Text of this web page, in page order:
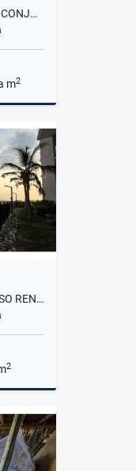
HERMOSO APARTAMENTO EN CONJUNTO RESIDENCIAL MIRADOR DE LA SIERRA G-48
m2
Venta
VENTA APARTAMENTO PERMISO RENTA TURÍSTICA EN POZOS COLORADOS STA MTA
2
Venta